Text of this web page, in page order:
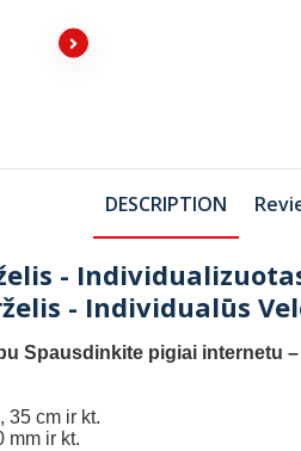
DESCRIPTION
-
- Individualūs
Spausdinkite pigiai internetu
35 cm ir kt.
mm ir kt.